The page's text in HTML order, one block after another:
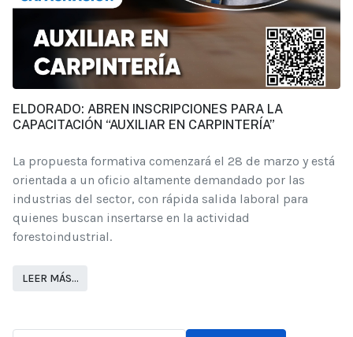
ELDORADO: ABREN INSCRIPCIONES PARA LA
CAPACITACIÓN “AUXILIAR EN CARPINTERÍA”
La propuesta formativa comenzará el 28 de marzo y está
orientada a un oficio altamente demandado por las
industrias del sector, con rápida salida laboral para
quienes buscan insertarse en la actividad
forestoindustrial.
LEER MÁS…